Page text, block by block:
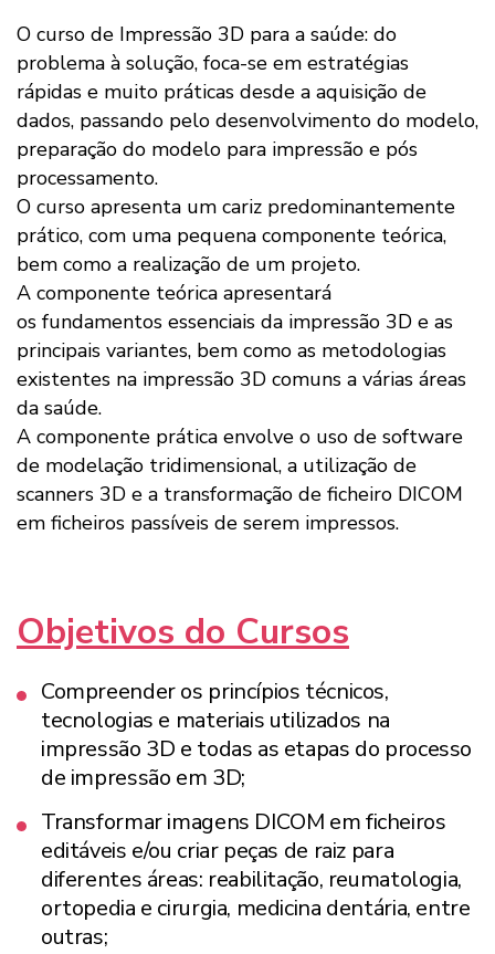
O curso de Impressão 3D para a saúde: do
problema à solução, foca-se em estratégias
rápidas e muito práticas desde a aquisição de
dados, passando pelo desenvolvimento do modelo,
preparação do modelo para impressão e pós
processamento.
O curso apresenta um cariz predominantemente
prático, com uma pequena componente teórica,
bem como a realização de um projeto.
A componente teórica apresentará
os fundamentos essenciais da impressão 3D e as
principais variantes, bem como as metodologias
existentes na impressão 3D comuns a várias áreas
da saúde.
A componente prática envolve o uso de software
de modelação tridimensional, a utilização de
scanners 3D e a transformação de ficheiro DICOM
em ficheiros passíveis de serem impressos.
Objetivos do Cursos
Compreender os princípios técnicos,
tecnologias e materiais utilizados na
impressão 3D e todas as etapas do processo
de impressão em 3D;
Transformar imagens DICOM em ficheiros
editáveis e/ou criar peças de raiz para
diferentes áreas: reabilitação, reumatologia,
ortopedia e cirurgia, medicina dentária, entre
outras;